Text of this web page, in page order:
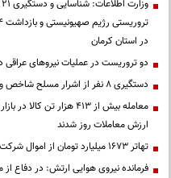
در استان کرمان
دو تروریست در عملیات نیروهای عراقی
دستگیری ۸ نفر از اشرار مسلح شاخص و مرتبطین گروهک‌های تروریستی
معامله بیش از ۴۱۳ هزار
ارزش معاملات روز شدند
تهاتر ۱۶۷۳ میلیارد تومان از اموال شرکت‌های تراستی
فرمانده نیروی هوایی ارتش: در دفاع